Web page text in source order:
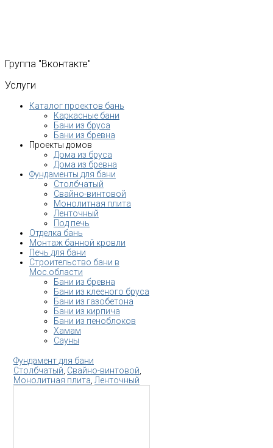
Группа "Вконтакте"
Услуги
Каталог проектов бань
Каркасные бани
Бани из бруса
Бани из бревна
Проекты домов
Дома из бруса
Дома из бревна
Фундаменты для бани
Столбчатый
Свайно-винтовой
Монолитная плита
Ленточный
Под печь
Отделка бань
Монтаж банной кровли
Печь для бани
Строительство бани в
Мос.области
Бани из бревна
Бани из клееного бруса
Бани из газобетона
Бани из кирпича
Бани из пеноблоков
Хамам
Сауны
Фундамент для бани
Столбчатый, Свайно-винтовой,
Монолитная плита,Ленточный